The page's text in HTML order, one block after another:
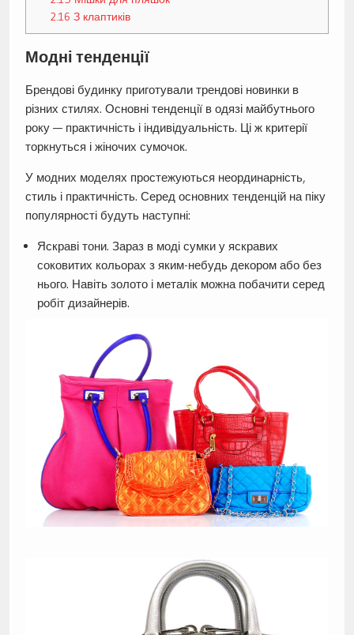
2.16 З клаптиків
Модні тенденції
Брендові будинку приготували трендові новинки в
різних стилях. Основні тенденції в одязі майбутнього
року — практичність і індивідуальність. Ці ж критерії
торкнуться і жіночих сумочок.
У модних моделях простежуються неординарність,
стиль і практичність. Серед основних тенденцій на піку
популярності будуть наступні:
Яскраві тони. Зараз в моді сумки у яскравих
соковитих кольорах з яким-небудь декором або без
нього. Навіть золото і металік можна побачити серед
робіт дизайнерів.